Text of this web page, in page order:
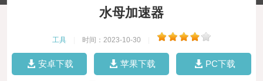
水母加速器
工具 时间：2023-10-30
安卓下载 苹果下载 PC下载